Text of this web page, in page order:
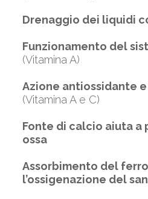
Drenaggio dei liquidi
Funzionamento del
(Vitamina A)
Azione antiossidante
(Vitamina A e C)
Fonte di calcio aiuta
ossa
Assorbimento del
l’ossigenazione del